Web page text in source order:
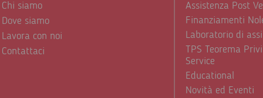
Chi siamo
Dove siamo
Lavora con noi
Contattaci
Assistenza Post
Finanziamenti
Laboratorio di
TPS Teorema
Service
Educational
Novità ed Eventi